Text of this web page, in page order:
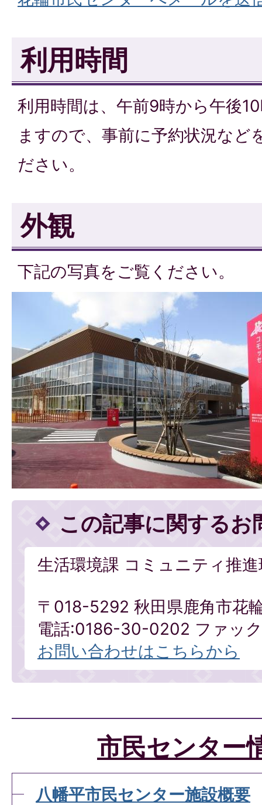
利用時間
利用時間は、午前9時から午後
ますので、事前に予約状況など
ださい。
外観
下記の写真をご覧ください。
この記事に関するお
生活環境課 コミュニティ推
〒018-5292 秋田県鹿角市花
電話:0186-30-0202 ファッ
お問い合わせはこちらから
市民センター
八幡平市民センター施設概要